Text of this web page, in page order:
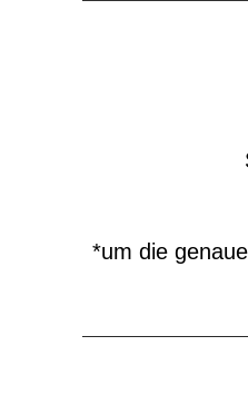
*um die